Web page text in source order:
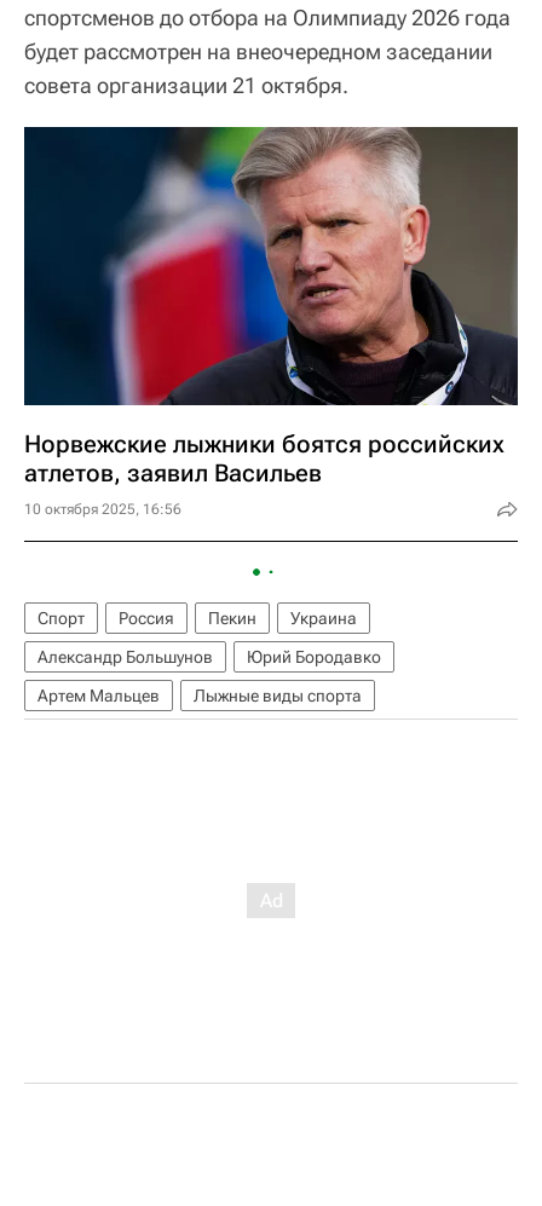
спортсменов до отбора на Олимпиаду 2026 года
будет рассмотрен на внеочередном заседании
совета организации 21 октября.
Норвежские лыжники боятся российских
атлетов, заявил Васильев
10 октября 2025, 16:56
Спорт Россия Пекин
Украина
Александр Большунов
Юрий Бородавко
Артем Мальцев
Лыжные виды спорта